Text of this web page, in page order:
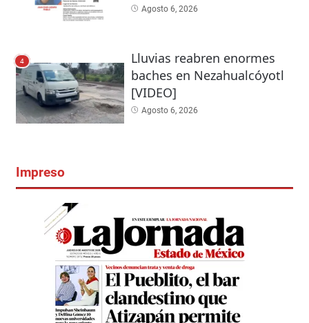
Agosto 6, 2026
4
Lluvias reabren enormes
baches en Nezahualcóyotl
[VIDEO]
Agosto 6, 2026
Impreso